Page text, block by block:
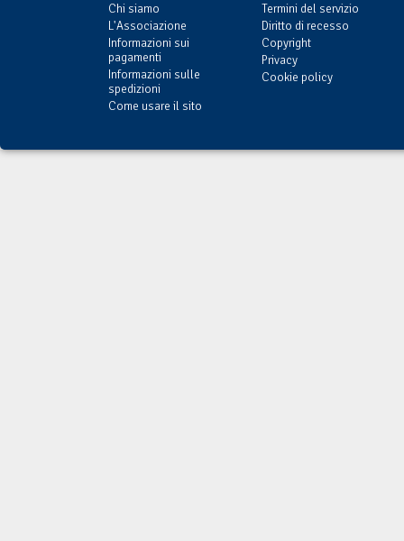
Chi siamo
L'Associazione
Informazioni sui
pagamenti
Informazioni sulle
spedizioni
Come usare il sito
Termini del servizio
Diritto di recesso
Copyright
Privacy
Cookie policy